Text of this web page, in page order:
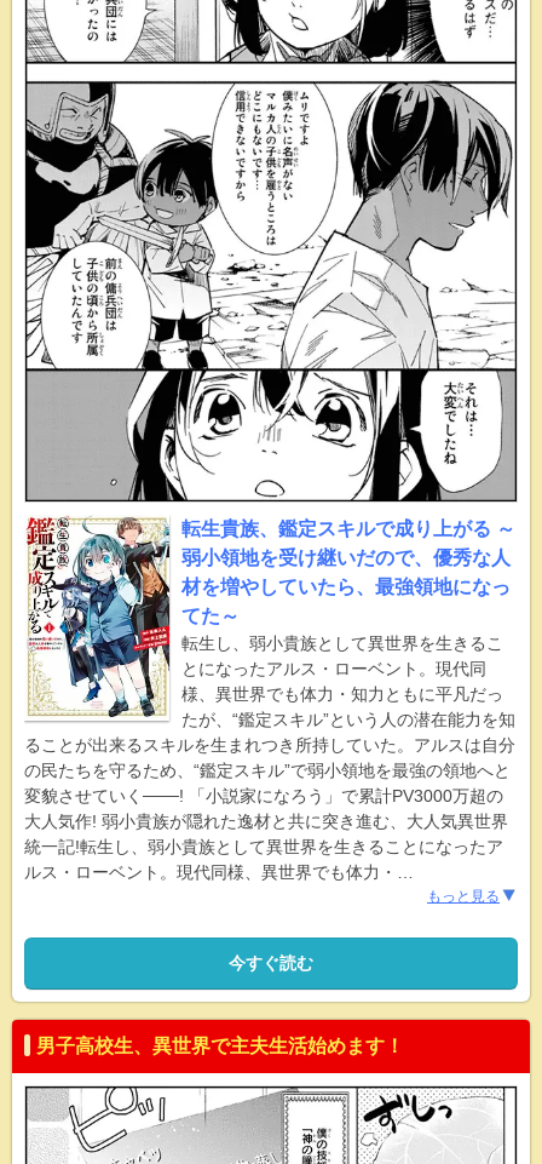
転生貴族、鑑定スキルで成り上がる ～
弱小領地を受け継いだので、優秀な人
材を増やしていたら、最強領地になっ
てた～
転生し、弱小貴族として異世界を生きるこ
とになったアルス・ローベント。現代同
様、異世界でも体力・知力ともに平凡だっ
たが、“鑑定スキル”という人の潜在能力を知
ることが出来るスキルを生まれつき所持していた。アルスは自分
の民たちを守るため、“鑑定スキル”で弱小領地を最強の領地へと
変貌させていく───! 「小説家になろう」で累計PV3000万超の
大人気作! 弱小貴族が隠れた逸材と共に突き進む、大人気異世界
統一記!転生し、弱小貴族として異世界を生きることになったア
ルス・ローベント。現代同様、異世界でも体力・
もっと見る
今すぐ読む
男子高校生、異世界で主夫生活始めます！